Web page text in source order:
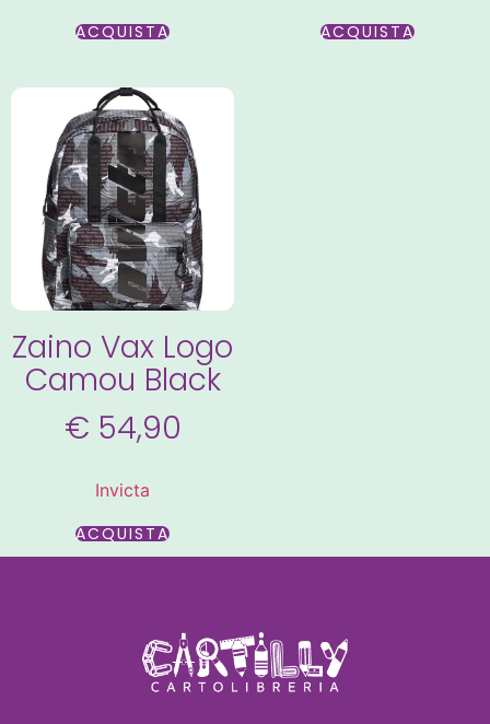
ACQUISTA
ACQUISTA
Zaino Vax Logo
Camou Black
€ 54,90
Invicta
ACQUISTA